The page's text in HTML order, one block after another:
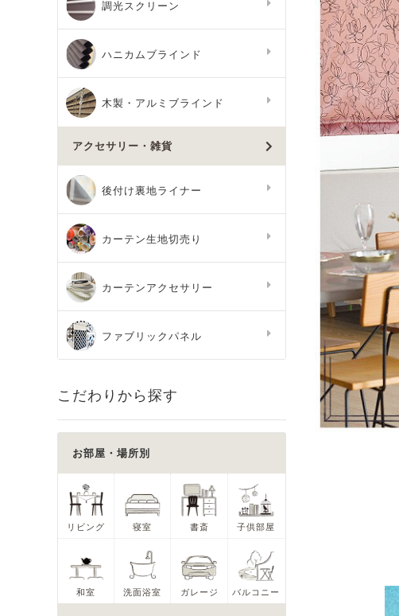
調光スクリーン
ハニカムブラインド
木製・アルミブラインド
アクセサリー・雑貨
後付け裏地ライナー
カーテン生地切売り
カーテンアクセサリー
ファブリックパネル
こだわりから探す
お部屋・場所別
リビング 寝室 書斎 子供部屋
和室 洗面浴室 ガレージ バルコニー